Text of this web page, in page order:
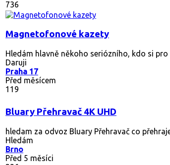
736
Magnetofonové kazety
Hledám hlavně někoho seriózního, kdo si
Daruji
Praha 17
Před měsícem
119
Bluary Přehravač 4K UHD
hledam za odvoz Bluary Přehravač co
Hledám
Brno
Před 5 měsíci